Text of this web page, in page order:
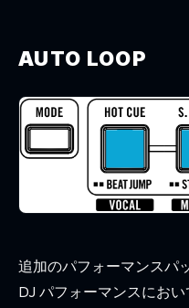
AUTO LOOP
追加のパフォーマンスパ
DJ パフォーマンスにお